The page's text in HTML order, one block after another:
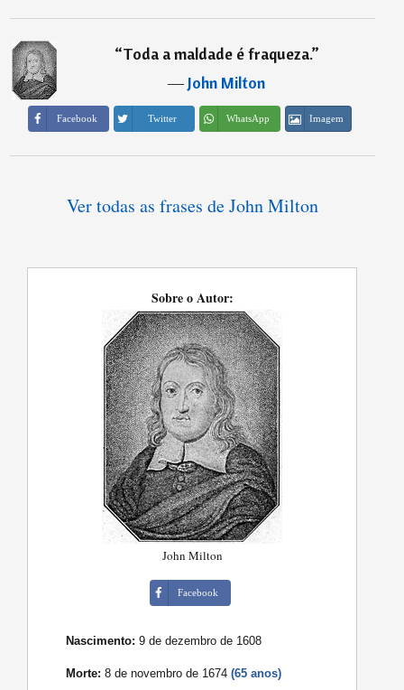
“Toda a maldade é fraqueza.”
―John Milton
Facebook Twitter WhatsApp Imagem
Ver todas as frases de John Milton
Sobre o Autor:
John Milton
Facebook
Nascimento: 9 de dezembro de 1608
Morte: 8 de novembro de 1674(65 anos)